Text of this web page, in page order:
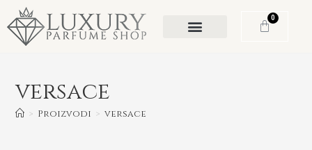
0
versace
> Proizvodi > versace